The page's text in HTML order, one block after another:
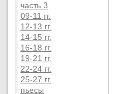
часть 3
09-11 гг.
12-13 гг.
14-15 гг.
16-18 гг.
19-21 гг.
22-24 гг.
25-27 гг.
пьесы